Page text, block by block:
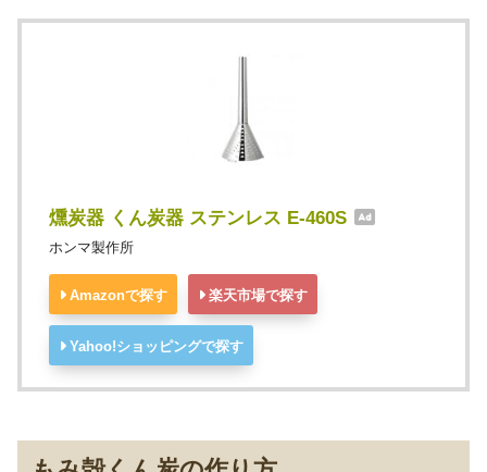
燻炭器 くん炭器 ステンレス E-460S
ホンマ製作所
Amazonで探す 楽天市場で探す
Yahoo!ショッピングで探す